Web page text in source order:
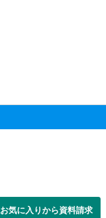
お気に入りから資料請求